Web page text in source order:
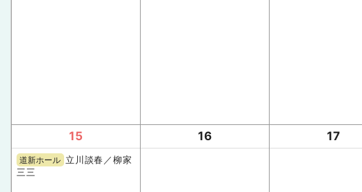
15
道新ホール 立川談春／柳家
三三
16 17